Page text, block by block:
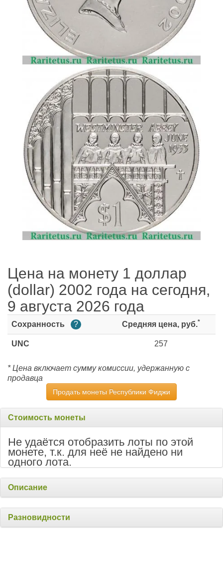
Цена на монету 1 доллар
(dollar) 2002 года на сегодня,
9 августа 2026 года
Сохранность ? Средняя цена, руб.*
UNC 257
* Цена включает сумму комиссии, удержанную с
продавца
Продать монеты Республики Фиджи
Стоимость монеты
Не удаётся отобразить лоты по этой
монете, т.к. для неё не найдено ни
одного лота.
Описание
Разновидности